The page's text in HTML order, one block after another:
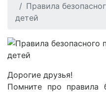
Правила
детей
Дорогие друзья!
Помните про правила